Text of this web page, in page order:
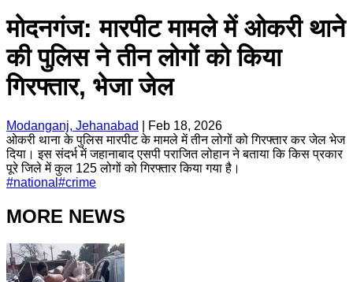
मोदनगंज: मारपीट मामले में ओकरी थाने
की पुलिस ने तीन लोगों को किया
गिरफ्तार, भेजा जेल
Modanganj, Jehanabad
Feb 18, 2026
ओकरी थाना के पुलिस मारपीट के मामले में तीन लोगों को गिरफ्तार कर जेल भेज
दिया। इस संदर्भ में जहानाबाद एसपी पराजित लोहान ने बताया कि किस प्रकार
पूरे जिले में कुल 125 लोगों को गिरफ्तार किया गया है।
#national #crime
MORE NEWS